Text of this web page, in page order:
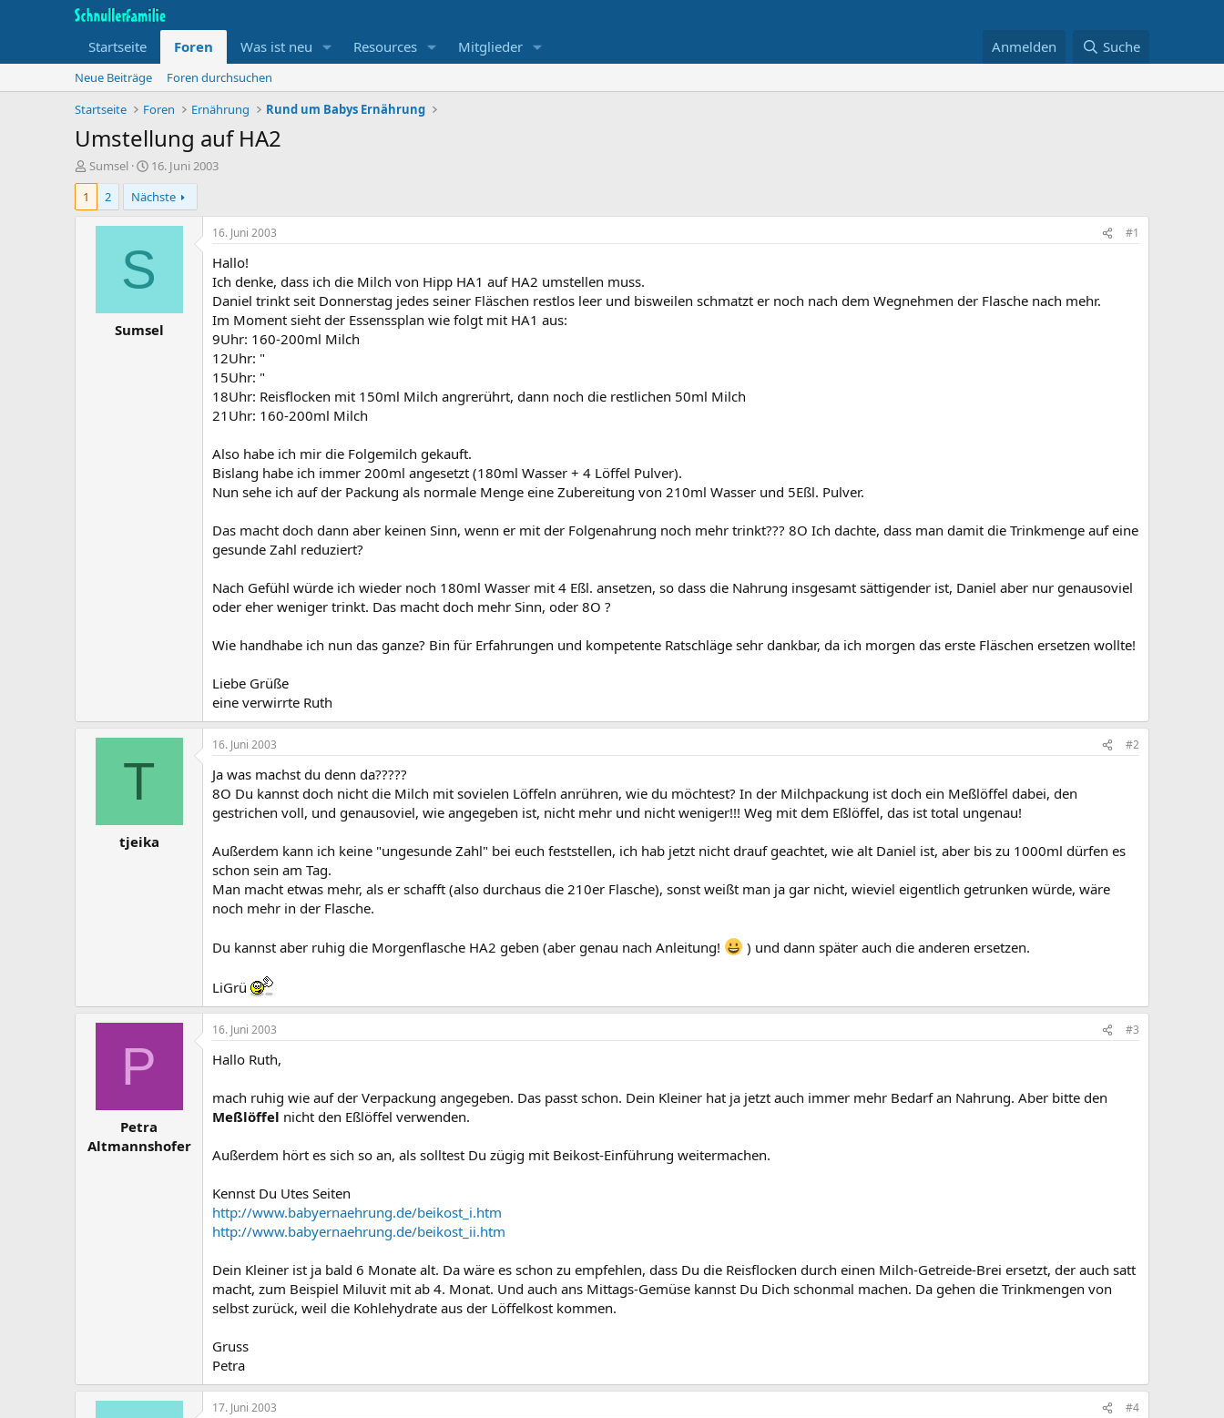
Startseite Foren Was ist neu Resources Mitglieder Anmelden Suche
Neue Beiträge
Foren durchsuchen
Startseite
Foren Ernährung Rund um Babys Ernährung
Umstellung auf HA2
T
h
m
Sumsel
B
e
g
i
n
d
a
u
m
16. Juni 2003
1
2 Nächste
S
Sumsel
16. Juni 2003 #1
Hallo!
Ich denke, dass ich die Milch von Hipp HA1 auf HA2 umstellen muss.
Daniel trinkt seit Donnerstag jedes seiner Fläschen restlos leer und bisweilen schmatzt er noch nach dem Wegnehmen der Flasche nach mehr.
Im Moment sieht der Essenssplan wie folgt mit HA1 aus:
9Uhr: 160-200ml Milch
12Uhr: "
15Uhr: "
18Uhr: Reisflocken mit 150ml Milch angrerührt, dann noch die restlichen 50ml Milch
21Uhr: 160-200ml Milch
Also habe ich mir die Folgemilch gekauft.
Bislang habe ich immer 200ml angesetzt (180ml Wasser + 4 Löffel Pulver).
Nun sehe ich auf der Packung als normale Menge eine Zubereitung von 210ml Wasser und 5Eßl. Pulver.
Das macht doch dann aber keinen Sinn, wenn er mit der Folgenahrung noch mehr trinkt??? 8O Ich dachte, dass man damit die Trinkmenge auf eine
gesunde Zahl reduziert?
Nach Gefühl würde ich wieder noch 180ml Wasser mit 4 Eßl. ansetzen, so dass die Nahrung insgesamt sättigender ist, Daniel aber nur genausoviel
oder eher weniger trinkt. Das macht doch mehr Sinn, oder 8O ?
Wie handhabe ich nun das ganze? Bin für Erfahrungen und kompetente Ratschläge sehr dankbar, da ich morgen das erste Fläschen ersetzen wollte!
Liebe Grüße
eine verwirrte Ruth
T
tjeika
16. Juni 2003 #2
Ja was machst du denn da?????
8O Du kannst doch nicht die Milch mit sovielen Löffeln anrühren, wie du möchtest? In der Milchpackung ist doch ein Meßlöffel dabei, den
gestrichen voll, und genausoviel, wie angegeben ist, nicht mehr und nicht weniger!!! Weg mit dem Eßlöffel, das ist total ungenau!
Außerdem kann ich keine "ungesunde Zahl" bei euch feststellen, ich hab jetzt nicht drauf geachtet, wie alt Daniel ist, aber bis zu 1000ml dürfen es
schon sein am Tag.
Man macht etwas mehr, als er schafft (also durchaus die 210er Flasche), sonst weißt man ja gar nicht, wieviel eigentlich getrunken würde, wäre
noch mehr in der Flasche.
Du kannst aber ruhig die Morgenflasche HA2 geben (aber genau nach Anleitung! ) und dann später auch die anderen ersetzen.
LiGrü
P
Petra
Altmannshofer
16. Juni 2003 #3
Hallo Ruth,
mach ruhig wie auf der Verpackung angegeben. Das passt schon. Dein Kleiner hat ja jetzt auch immer mehr Bedarf an Nahrung. Aber bitte den
Meßlöffel nicht den Eßlöffel verwenden.
Außerdem hört es sich so an, als solltest Du zügig mit Beikost-Einführung weitermachen.
Kennst Du Utes Seiten
http://www.babyernaehrung.de/beikost_i.htm
http://www.babyernaehrung.de/beikost_ii.htm
Dein Kleiner ist ja bald 6 Monate alt. Da wäre es schon zu empfehlen, dass Du die Reisflocken durch einen Milch-Getreide-Brei ersetzt, der auch satt
macht, zum Beispiel Miluvit mit ab 4. Monat. Und auch ans Mittags-Gemüse kannst Du Dich schonmal machen. Da gehen die Trinkmengen von
selbst zurück, weil die Kohlehydrate aus der Löffelkost kommen.
Gruss
Petra
17. Juni 2003 #4